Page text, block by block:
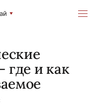
где и как